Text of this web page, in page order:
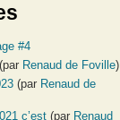
#4
(par Renaud de Foville)
(par Renaud de
c’est (par Renaud